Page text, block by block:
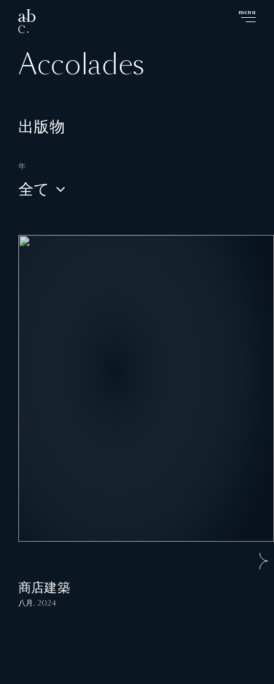
menu
Accolades
出版物
年
全て
商店建築
八月. 2024